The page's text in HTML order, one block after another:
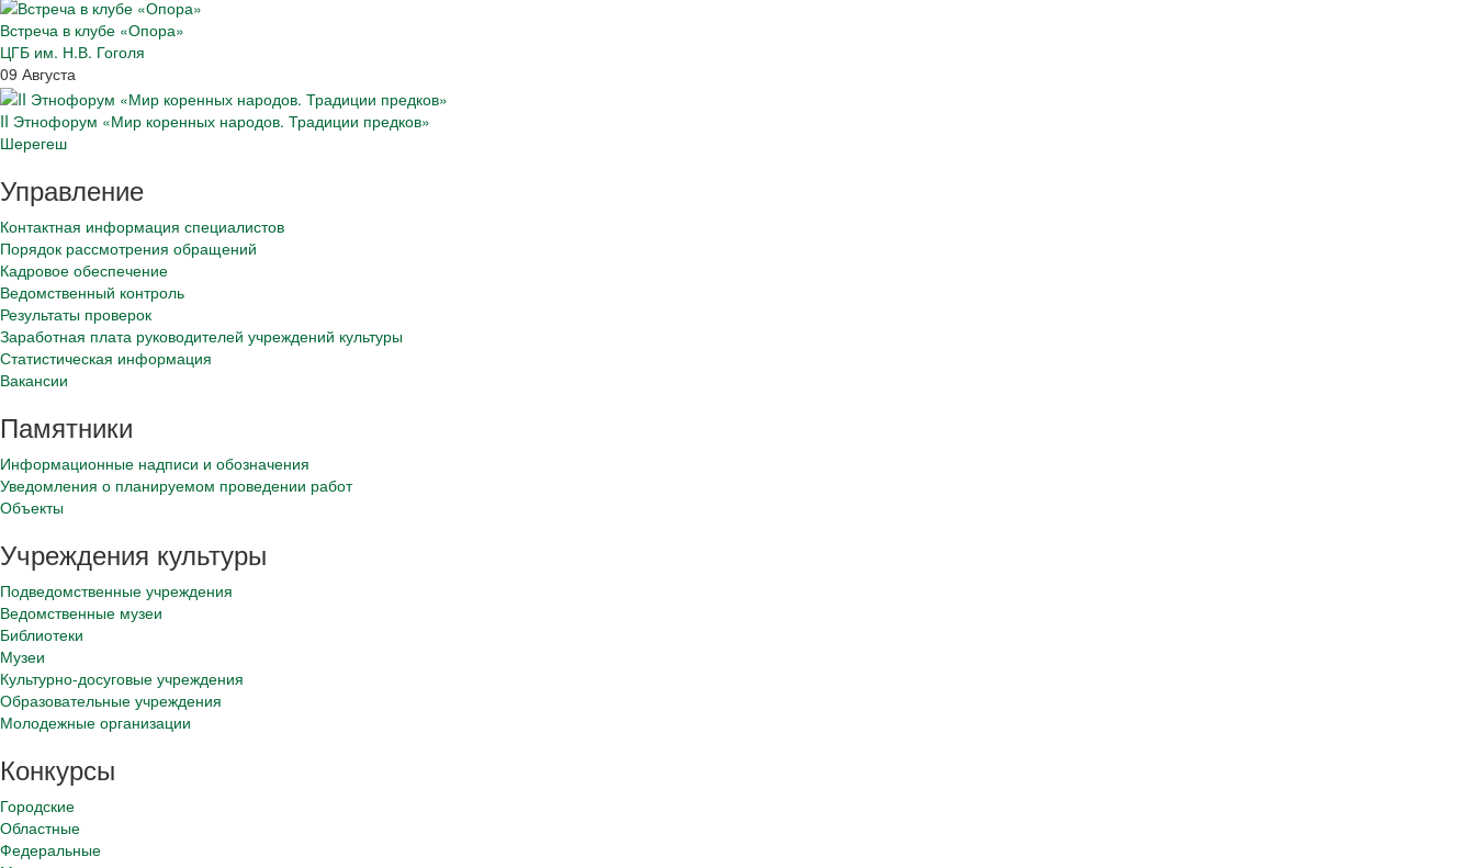
Встреча в клубе «Опора»
ЦГБ им. Н.В. Гоголя
09 Августа
II Этнофорум «Мир коренных народов. Традиции предков»
Шерегеш
Управление
Контактная информация специалистов
Порядок рассмотрения обращений
Кадровое обеспечение
Ведомственный контроль
Результаты проверок
Заработная плата руководителей учреждений культуры
Статистическая информация
Вакансии
Памятники
Информационные надписи и обозначения
Уведомления о планируемом проведении работ
Объекты
Учреждения культуры
Подведомственные учреждения
Ведомственные музеи
Библиотеки
Музеи
Культурно-досуговые учреждения
Образовательные учреждения
Молодежные организации
Конкурсы
Городские
Областные
Федеральные